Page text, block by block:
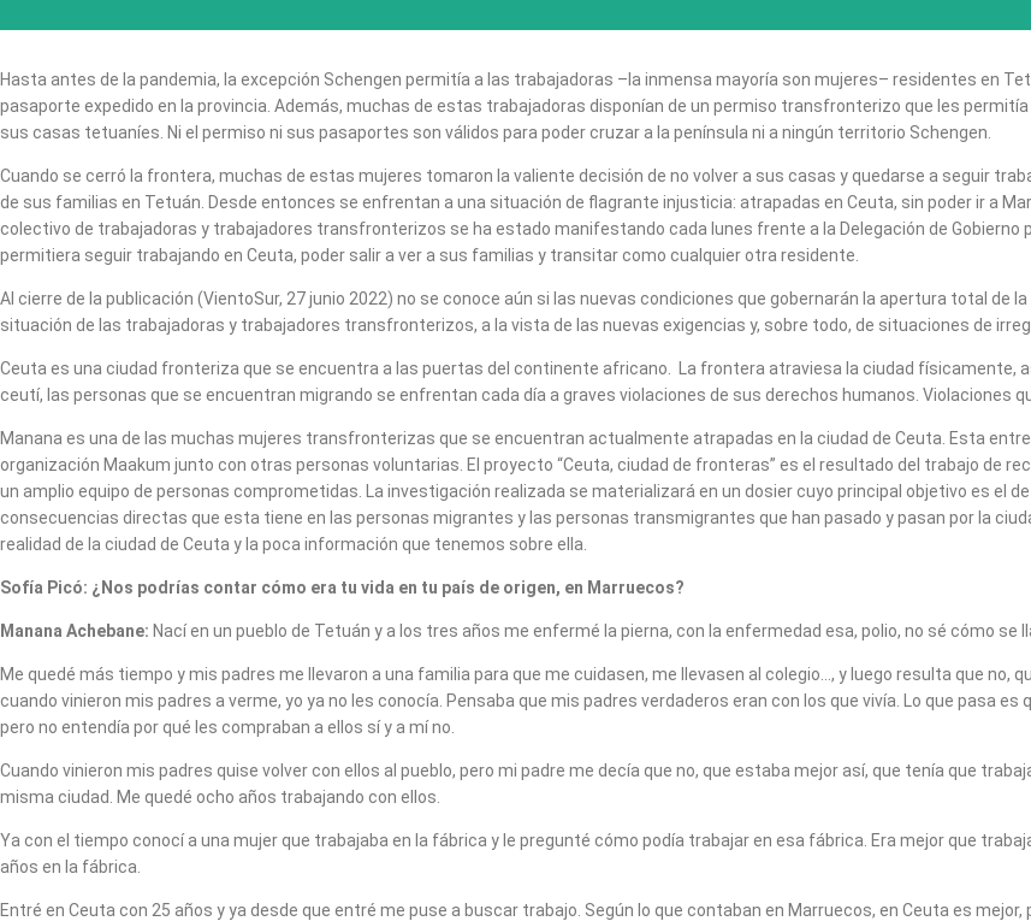
Hasta antes de la pandemia, la excepción Schengen permitía a las trabajadoras –la inmensa mayoría son mujeres– residentes en
pasaporte expedido en la provincia. Además, muchas de estas trabajadoras disponían de un permiso transfronterizo que les
sus casas tetuaníes. Ni el permiso ni sus pasaportes son válidos para poder cruzar a la península ni a ningún territorio Schengen.
Cuando se cerró la frontera, muchas de estas mujeres tomaron la valiente decisión de no volver a sus casas y quedarse a seguir
de sus familias en Tetuán. Desde entonces se enfrentan a una situación de flagrante injusticia: atrapadas en Ceuta, sin poder ir a
colectivo de trabajadoras y trabajadores transfronterizos se ha estado manifestando cada lunes frente a la Delegación de Gobierno
permitiera seguir trabajando en Ceuta, poder salir a ver a sus familias y transitar como cualquier otra residente.
Al cierre de la publicación (VientoSur, 27 junio 2022) no se conoce aún si las nuevas condiciones que gobernarán la apertura total de
situación de las trabajadoras y trabajadores transfronterizos, a la vista de las nuevas exigencias y, sobre todo, de situaciones de
Ceuta es una ciudad fronteriza que se encuentra a las puertas del continente africano. La frontera atraviesa la ciudad físicamente,
ceutí, las personas que se encuentran migrando se enfrentan cada día a graves violaciones de sus derechos humanos. Violaciones
Manana es una de las muchas mujeres transfronterizas que se encuentran actualmente atrapadas en la ciudad de Ceuta. Esta
organización Maakum junto con otras personas voluntarias. El proyecto “Ceuta, ciudad de fronteras” es el resultado del trabajo de
un amplio equipo de personas comprometidas. La investigación realizada se materializará en un dosier cuyo principal objetivo es el
consecuencias directas que esta tiene en las personas migrantes y las personas transmigrantes que han pasado y pasan por la
realidad de la ciudad de Ceuta y la poca información que tenemos sobre ella.
Sofía Picó: ¿Nos podrías contar cómo era tu vida en tu país de origen, en Marruecos?
Manana Achebane: Nací en un pueblo de Tetuán y a los tres años me enfermé la pierna, con la enfermedad esa, polio, no sé cómo se
Me quedé más tiempo y mis padres me llevaron a una familia para que me cuidasen, me llevasen al colegio…, y luego resulta que no,
cuando vinieron mis padres a verme, yo ya no les conocía. Pensaba que mis padres verdaderos eran con los que vivía. Lo que pasa
pero no entendía por qué les compraban a ellos sí y a mí no.
Cuando vinieron mis padres quise volver con ellos al pueblo, pero mi padre me decía que no, que estaba mejor así, que tenía que
misma ciudad. Me quedé ocho años trabajando con ellos.
Ya con el tiempo conocí a una mujer que trabajaba en la fábrica y le pregunté cómo podía trabajar en esa fábrica. Era mejor que
años en la fábrica.
Entré en Ceuta con 25 años y ya desde que entré me puse a buscar trabajo. Según lo que contaban en Marruecos, en Ceuta es